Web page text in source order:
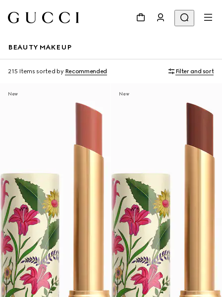
BEAUTY MAKEUP
215 Items sorted by Recommended Filter and sort
New New